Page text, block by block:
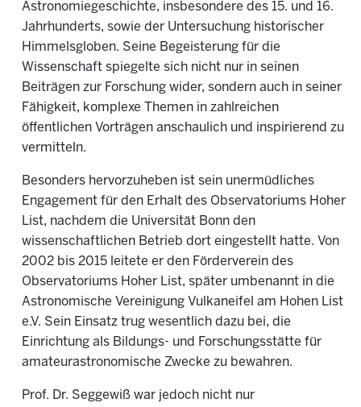
Astronomiegeschichte, insbesondere des 15. und 16.
Jahrhunderts, sowie der Untersuchung historischer
Himmelsgloben. Seine Begeisterung für die
Wissenschaft spiegelte sich nicht nur in seinen
Beiträgen zur Forschung wider, sondern auch in seiner
Fähigkeit, komplexe Themen in zahlreichen
öffentlichen Vorträgen anschaulich und inspirierend zu
vermitteln.
Besonders hervorzuheben ist sein unermüdliches
Engagement für den Erhalt des Observatoriums Hoher
List, nachdem die Universität Bonn den
wissenschaftlichen Betrieb dort eingestellt hatte. Von
2002 bis 2015 leitete er den Förderverein des
Observatoriums Hoher List, später umbenannt in die
Astronomische Vereinigung Vulkaneifel am Hohen List
e.V. Sein Einsatz trug wesentlich dazu bei, die
Einrichtung als Bildungs- und Forschungsstätte für
amateurastronomische Zwecke zu bewahren.
Prof. Dr. Seggewiß war jedoch nicht nur